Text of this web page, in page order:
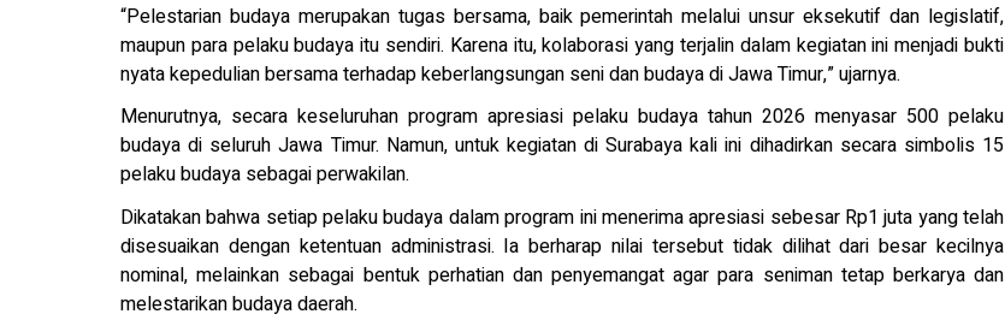
“Pelestarian budaya merupakan tugas bersama, baik pemerintah melalui unsur eksekutif dan legislatif,
maupun para pelaku budaya itu sendiri. Karena itu, kolaborasi yang terjalin dalam kegiatan ini menjadi bukti
nyata kepedulian bersama terhadap keberlangsungan seni dan budaya di Jawa Timur,” ujarnya.
Menurutnya, secara keseluruhan program apresiasi pelaku budaya tahun 2026 menyasar 500 pelaku
budaya di seluruh Jawa Timur. Namun, untuk kegiatan di Surabaya kali ini dihadirkan secara simbolis 15
pelaku budaya sebagai perwakilan.
Dikatakan bahwa setiap pelaku budaya dalam program ini menerima apresiasi sebesar Rp1 juta yang telah
disesuaikan dengan ketentuan administrasi. Ia berharap nilai tersebut tidak dilihat dari besar kecilnya
nominal, melainkan sebagai bentuk perhatian dan penyemangat agar para seniman tetap berkarya dan
melestarikan budaya daerah.